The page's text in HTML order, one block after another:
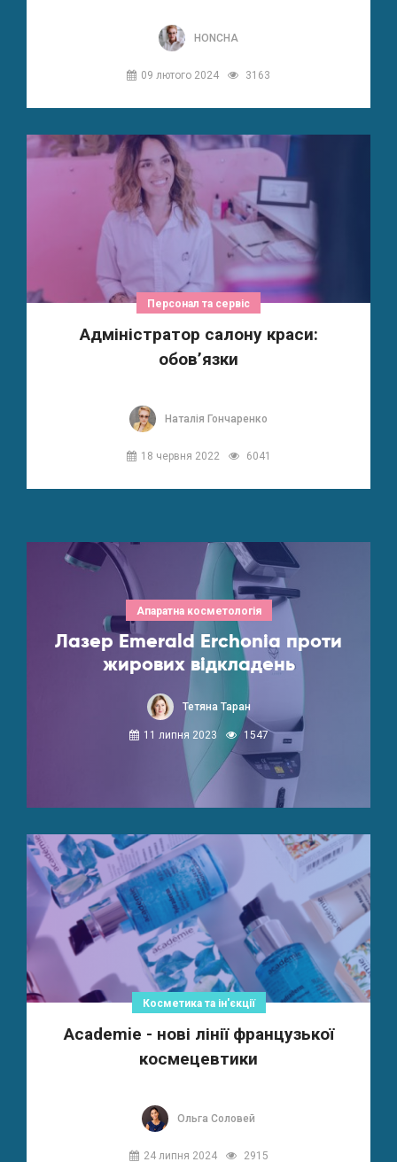
HONCHA
09 лютого 2024 3163
Персонал та сервіс
Адміністратор салону краси:
обов’язки
Наталія Гончаренко
18 червня 2022 6041
Апаратна косметологія
Лазер Emerald Erchonia проти
жирових відкладень
Тетяна Таран
11 липня 2023 1547
Косметика та ін'єкції
Academie - нові лінії французької
космецевтики
Ольга Соловей
24 липня 2024 2915